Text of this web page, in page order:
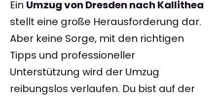
Ein Umzug von Dresden nach Kallithea
stellt eine große Herausforderung dar.
Aber keine Sorge, mit den richtigen
Tipps und professioneller
Unterstützung wird der Umzug
reibungslos verlaufen. Du bist auf der